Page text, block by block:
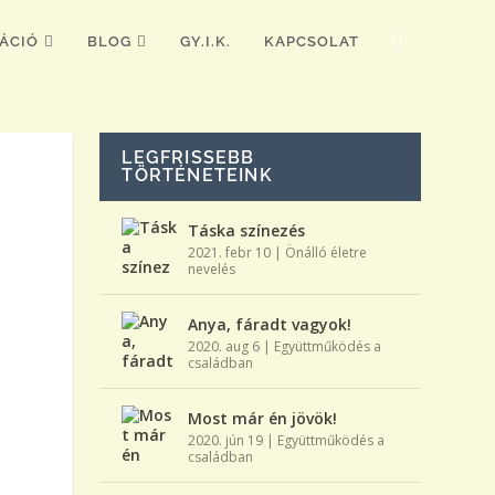
BLOG GY.I.K. KAPCSOLAT
LEGFRISSEBB
TÖRTÉNETEINK
Táska színezés
2021. febr 10 | Önálló életre
nevelés
Anya, fáradt vagyok!
2020. aug 6 | Együttműködés a
családban
Most már én jövök!
2020. jún 19 | Együttműködés a
családban